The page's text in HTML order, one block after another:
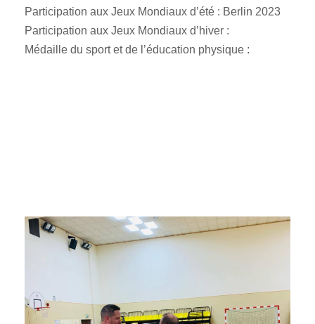
Participation aux Jeux Mondiaux d’été : Berlin 2023
Participation aux Jeux Mondiaux d’hiver :
Médaille du sport et de l’éducation physique :